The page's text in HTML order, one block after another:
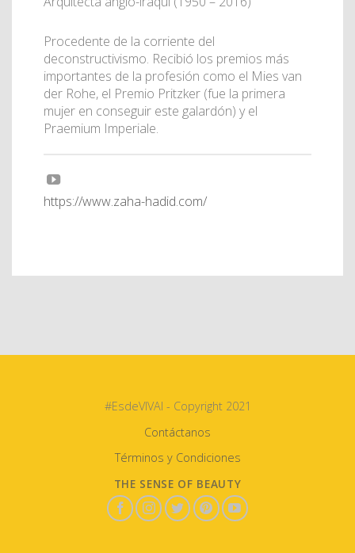
Procedente de la corriente del
deconstructivismo. Recibió los premios más
importantes de la profesión como el Mies van
der Rohe, el Premio Pritzker​ (fue la primera
mujer en conseguir este galardón) y el
Praemium Imperiale.
https://www.zaha-hadid.com/
#EsdeVIVAI - Copyright 2021
Contáctanos
Términos y Condiciones
THE SENSE OF BEAUTY